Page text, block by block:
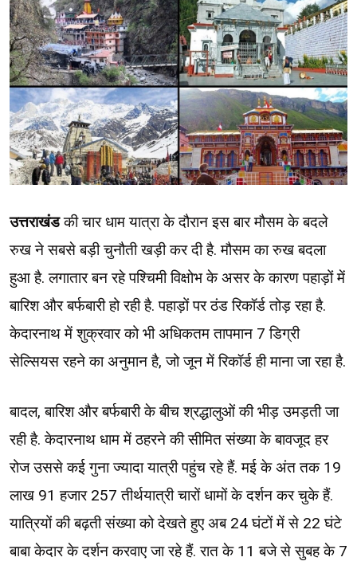
उत्तराखंडकी चार धाम यात्रा के दौरान इस बार मौसम के बदले
रुख ने सबसे बड़ी चुनौती खड़ी कर दी है. मौसम का रुख बदला
हुआ है. लगातार बन रहे पश्चिमी विक्षोभ के असर के कारण पहाड़ों में
बारिश और बर्फबारी हो रही है. पहाड़ों पर ठंड रिकॉर्ड तोड़ रहा है.
केदारनाथ में शुक्रवार को भी अधिकतम तापमान 7 डिग्री
सेल्सियस रहने का अनुमान है, जो जून में रिकॉर्ड ही माना जा रहा है.
बादल, बारिश और बर्फबारी के बीच श्रद्धालुओं की भीड़ उमड़ती जा
रही है. केदारनाथ धाम में ठहरने की सीमित संख्या के बावजूद हर
रोज उससे कई गुना ज्यादा यात्री पहुंच रहे हैं. मई के अंत तक 19
लाख 91 हजार 257 तीर्थयात्री चारों धामों के दर्शन कर चुके हैं.
यात्रियों की बढ़ती संख्या को देखते हुए अब 24 घंटों में से 22 घंटे
बाबा केदार के दर्शन करवाए जा रहे हैं. रात के 11 बजे से सुबह के 7